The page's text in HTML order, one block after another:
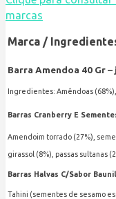
marcas
Marca /
Barra Amendoa 40 Gr –
Ingredientes: Amêndoas
Barras Cranberry E
Amendoim torrado (27%),
girassol (8%), passas sultanas
Barras Halvas C/Sabor
Tahini (sementes de sesamo